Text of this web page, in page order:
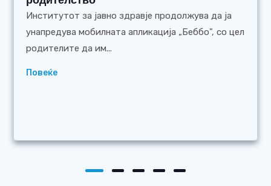
Институтот за јавно здравје продолжува да ја
унапредува мобилната апликација „Беббо", со цел
родителите да им...
Повеќе